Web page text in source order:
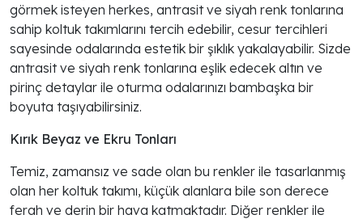
görmek isteyen herkes, antrasit ve siyah renk tonlarına
sahip koltuk takımlarını tercih edebilir, cesur tercihleri
sayesinde odalarında estetik bir şıklık yakalayabilir. Sizde
antrasit ve siyah renk tonlarına eşlik edecek altın ve
pirinç detaylar ile oturma odalarınızı bambaşka bir
boyuta taşıyabilirsiniz.
Kırık Beyaz ve Ekru Tonları
Temiz, zamansız ve sade olan bu renkler ile tasarlanmış
olan her koltuk takımı, küçük alanlara bile son derece
ferah ve derin bir hava katmaktadır. Diğer renkler ile